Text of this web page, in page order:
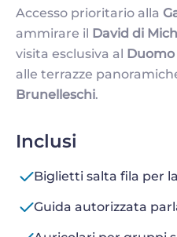
Accesso prioritario alla
ammirare il David di
visita esclusiva al Duomo
alle terrazze
Brunelleschi.
Inclusi
Biglietti salta fila per
Guida autorizzata